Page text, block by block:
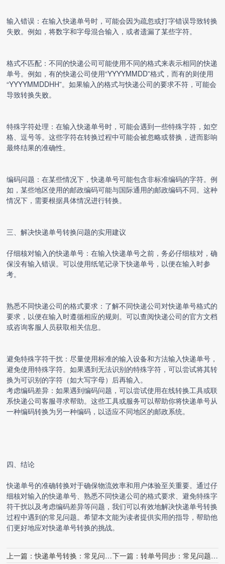
输入错误：在输入快递单号时，可能会因为疏忽或打字错误导致转换
失败。例如，将数字和字母混合输入，或者遗漏了某些字符。
格式不匹配：不同的快递公司可能使用不同的格式来表示相同的快递
单号。例如，有的快递公司使用“YYYYMMDD”格式，而有的则使用
“YYYYMMDDHH”。如果输入的格式与快递公司的要求不符，可能会
导致转换失败。
特殊字符处理：在输入快递单号时，可能会遇到一些特殊字符，如空
格、逗号等。这些字符在转换过程中可能会被忽略或替换，进而影响
最终结果的准确性。
编码问题：在某些情况下，快递单号可能包含非标准编码的字符。例
如，某些地区使用的邮政编码可能与国际通用的邮政编码不同。这种
情况下，需要根据具体情况进行转换。
三、解决快递单号转换问题的实用建议
仔细核对输入的快递单号：在输入快递单号之前，务必仔细核对，确
保没有输入错误。可以使用纸笔记录下快递单号，以便在输入时参
考。
熟悉不同快递公司的格式要求：了解不同快递公司对快递单号格式的
要求，以便在输入时遵循相应的规则。可以查阅快递公司的官方文档
或咨询客服人员获取相关信息。
避免特殊字符干扰：尽量使用标准的输入设备和方法输入快递单号，
避免使用特殊字符。如果遇到无法识别的特殊字符，可以尝试将其转
换为可识别的字符（如大写字母）后再输入。
考虑编码差异：如果遇到编码问题，可以尝试使用在线转换工具或联
系快递公司客服寻求帮助。这些工具或服务可以帮助你将快递单号从
一种编码转换为另一种编码，以适应不同地区的邮政系统。
四、结论
快递单号的准确转换对于确保物流效率和用户体验至关重要。通过仔
细核对输入的快递单号、熟悉不同快递公司的格式要求、避免特殊字
符干扰以及考虑编码差异等问题，我们可以有效地解决快递单号转换
过程中遇到的常见问题。希望本文能为读者提供实用的指导，帮助他
们更好地应对快递单号转换的挑战。
上一篇：快递单号转换：常见问题解答 下一篇： 转单号同步：常见问题解答